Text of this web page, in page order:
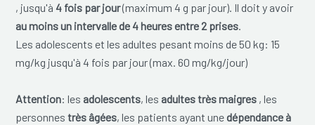
, jusqu'à4 fois par jour(maximum 4 g par jour). Il doit y avoir
au moins un intervalle de 4 heures entre 2 prises.
Les adolescents et les adultes pesant moins de 50 kg: 15
mg/kg jusqu'à 4 fois par jour (max. 60 mg/kg/jour)
Attention: les adolescents, les adultes très maigres , les
personnestrès âgées, les patients ayant unedépendance à